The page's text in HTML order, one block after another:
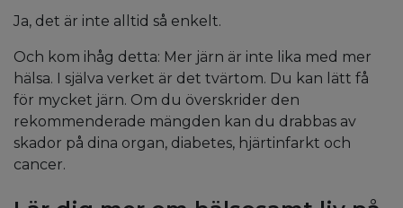
Ja, det är inte alltid så enkelt.
Och kom ihåg detta: Mer järn är inte lika med mer
hälsa. I själva verket är det tvärtom. Du kan lätt få
för mycket järn. Om du överskrider den
rekommenderade mängden kan du drabbas av
skador på dina organ, diabetes, hjärtinfarkt och
cancer.